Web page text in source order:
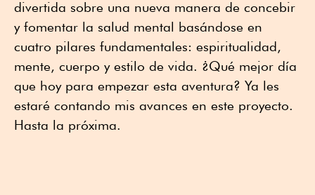
divertida sobre una nueva manera de concebir
y fomentar la salud mental basándose en
cuatro pilares fundamentales: espiritualidad,
mente, cuerpo y estilo de vida. ¿Qué mejor día
que hoy para empezar esta aventura? Ya les
estaré contando mis avances en este proyecto.
Hasta la próxima.